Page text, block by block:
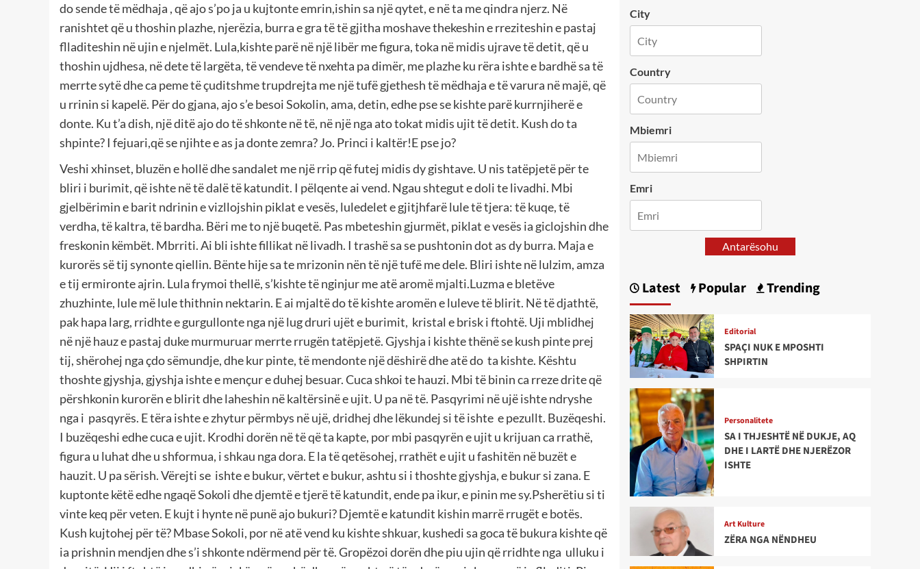
do sende të mëdhaja , që ajo s’po ja u kujtonte emrin,ishin sa një qytet, e në ta me qindra njerz. Në
ranishtet që u thoshin plazhe, njerëzia, burra e gra të të gjitha moshave thekeshin e rreziteshin e pastaj
flladiteshin në ujin e njelmët. Lula,kishte parë në një libër me figura, toka në midis ujrave të detit, që u
thoshin ujdhesa, në dete të largëta, të vendeve të nxehta pa dimër, me plazhe ku rëra ishte e bardhë sa të
merrte sytë dhe ca peme të çuditshme trupdrejta me një tufë gjethesh të mëdhaja e të varura në majë, që
u rrinin si kapelë. Për do gjana, ajo s’e besoi Sokolin, ama, detin, edhe pse se kishte parë kurrnjiherë e
donte. Ku t’a dish, një ditë ajo do të shkonte në të, në një nga ato tokat midis ujit të detit. Kush do ta
shpinte? I fejuari,që se njihte e as ja donte zemra? Jo. Princi i kaltër!E pse jo?
Veshi xhinset, bluzën e hollë dhe sandalet me një rrip që futej midis dy gishtave. U nis tatëpjetë për te
bliri i burimit, që ishte në të dalë të katundit. I pëlqente ai vend. Ngau shtegut e doli te livadhi. Mbi
gjelbërimin e barit ndrinin e vizllojshin piklat e vesës, luledelet e gjitjhfarë lule të tjera: të kuqe, të
verdha, të kaltra, të bardha. Bëri me to një buqetë. Pas mbeteshin gjurmët, piklat e vesës ia giclojshin dhe
freskonin këmbët. Mbrriti. Ai bli ishte fillikat në livadh. I trashë sa se pushtonin dot as dy burra. Maja e
kurorës së tij synonte qiellin. Bënte hije sa te mrizonin nën të një tufë me dele. Bliri ishte në lulzim, amza
e tij ermironte ajrin. Lula frymoi thellë, s’kishte të nginjur me atë aromë mjalti.Luzma e bletëve
zhuzhinte, lule më lule thithnin nektarin. E ai mjaltë do të kishte aromën e luleve të blirit. Në të djathtë,
pak hapa larg, rridhte e gurgullonte nga një lug druri ujët e burimit, kristal e brisk i ftohtë. Uji mblidhej
në një hauz e pastaj duke murmuruar merrte rrugën tatëpjetë. Gjyshja i kishte thënë se kush pinte prej
tij, shërohej nga çdo sëmundje, dhe kur pinte, të mendonte një dëshirë dhe atë do ta kishte. Kështu
thoshte gjyshja, gjyshja ishte e mençur e duhej besuar. Cuca shkoi te hauzi. Mbi të binin ca rreze drite që
përshkonin kurorën e blirit dhe laheshin në kaltërsinë e ujit. U pa në të. Pasqyrimi në ujë ishte ndryshe
nga i pasqyrës. E tëra ishte e zhytur përmbys në ujë, dridhej dhe lëkundej si të ishte e pezullt. Buzëqeshi.
I buzëqeshi edhe cuca e ujit. Krodhi dorën në të që ta kapte, por mbi pasqyrën e ujit u krijuan ca rrathë,
figura u luhat dhe u shformua, i shkau nga dora. E la të qetësohej, rrathët e ujit u fashitën në buzët e
hauzit. U pa sërish. Vërejti se ishte e bukur, vërtet e bukur, ashtu si i thoshte gjyshja, e bukur si zana. E
kuptonte këtë edhe ngaqë Sokoli dhe djemtë e tjerë të katundit, ende pa ikur, e pinin me sy.Psherëtiu si ti
vinte keq për veten. E kujt i hynte në punë ajo bukuri? Djemtë e katundit kishin marrë rrugët e botës.
Kush kujtohej për të? Mbase Sokoli, por në atë vend ku kishte shkuar, kushedi sa goca të bukura kishte që
ia prishnin mendjen dhe s’i shkonte ndërmend për të. Gropëzoi dorën dhe piu ujin që rridhte nga ulluku i
City
Country
Mbiemri
Emri
Antarësohu
Latest Popular Trending
Editorial
SPAÇI NUK E MPOSHTI
SHPIRTIN
Personalitete
SA I THJESHTË NË DUKJE, AQ
DHE I LARTË DHE NJERËZOR
ISHTE
Art Kulture
ZËRA NGA NËNDHEU